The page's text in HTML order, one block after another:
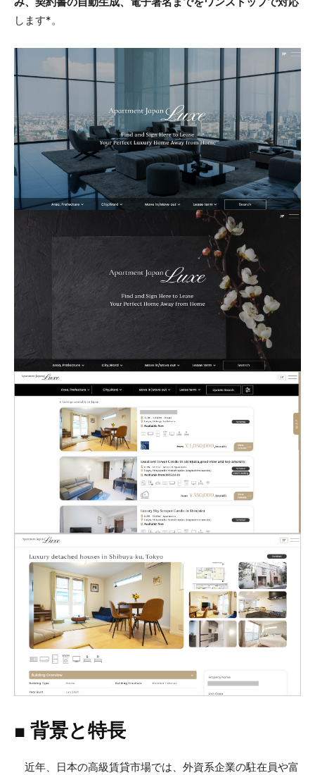
します*。
■ 背景と特長
近年、日本の高級賃貸市場では、外資系企業の駐在員や富